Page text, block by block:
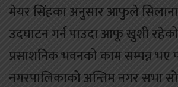
मेयर सिंहका अनुसार आफुले
उदघाटन गर्न पाउदा आफू खुशी
प्रसाशनिक भवनको काम सम्पन्न भए
नगरपालिकाको अन्तिम नगर सभा